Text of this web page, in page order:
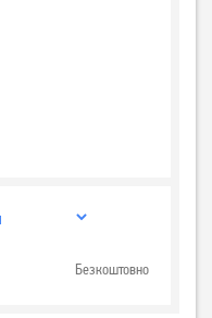
Безкоштовно